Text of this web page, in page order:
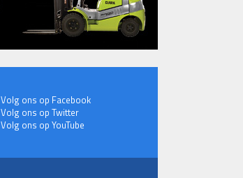
Volg ons op Facebook
Volg ons op Twitter
Volg ons op YouTube